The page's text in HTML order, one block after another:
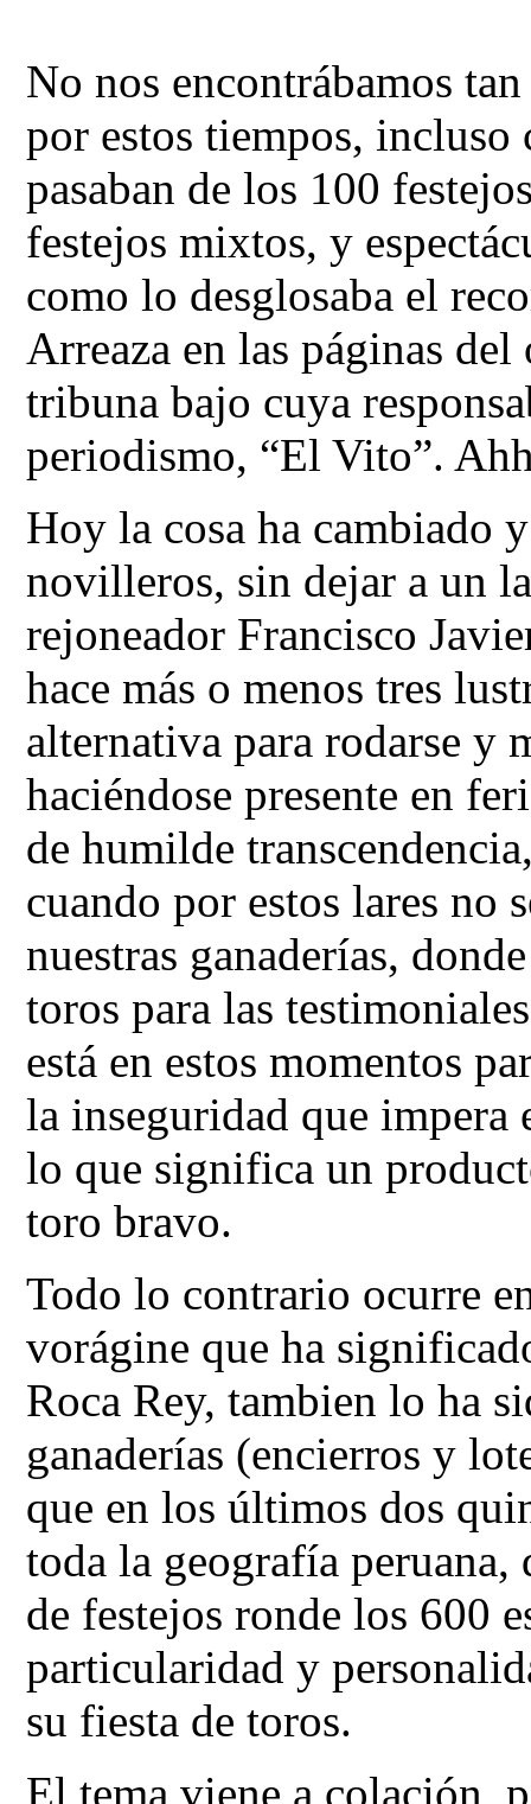
No nos encontrábamos
por estos tiempos, incluso
pasaban de los 100
festejos mixtos, y
como lo desglosaba el
Arreaza en las páginas
tribuna bajo cuya
periodismo, “El Vito”.
Hoy la cosa ha cambiado
novilleros, sin dejar a un
rejoneador Francisco
hace más o menos tres
alternativa para rodarse y
haciéndose presente en
de humilde
cuando por estos lares no
nuestras ganaderías,
toros para las
está en estos momentos
la inseguridad que
lo que significa un
toro bravo.
Todo lo contrario ocurre
vorágine que ha
Roca Rey, tambien lo ha
ganaderías (encierros y
que en los últimos dos
toda la geografía
de festejos ronde los 600
particularidad y
su fiesta de toros.
El tema viene a colación,